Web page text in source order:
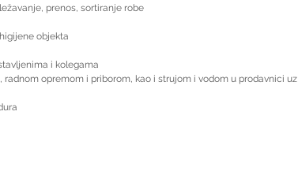
prenos, sortiranje robe
objekta
i kolegama
opremom i priborom, kao i strujom i vodom u prodavnici uz